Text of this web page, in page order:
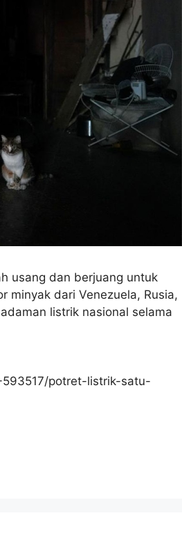
usang dan berjuang untuk
minyak dari Venezuela, Rusia,
listrik nasional selama
potret-listrik-satu-